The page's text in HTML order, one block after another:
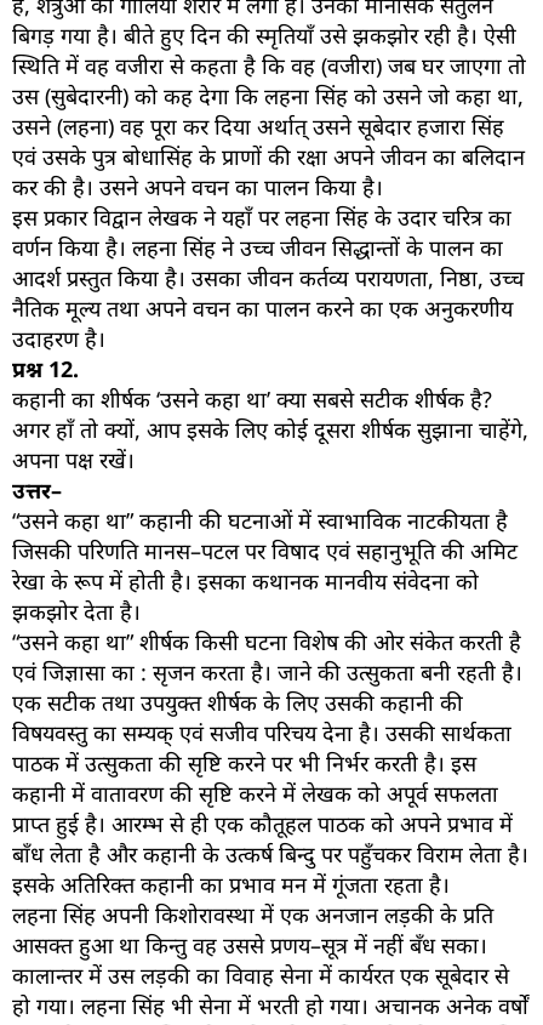
बिगड़ गया है। बीते हुए दिन की स्मृतियाँ उसे झकझोर रही है। ऐसी
स्थिति में वह वजीरा से कहता है कि वह (वजीरा) जब घर जाएगा तो
उस (सुबेदारनी) को कह देगा कि लहना सिंह को उसने जो कहा था,
उसने (लहना) वह पूरा कर दिया अर्थात् उसने सूबेदार हजारा सिंह
एवं उसके पुत्र बोधासिंह के प्राणों की रक्षा अपने जीवन का बलिदान
कर की है। उसने अपने वचन का पालन किया है।
इस प्रकार विद्वान लेखक ने यहाँ पर लहना सिंह के उदार चरित्र का
वर्णन किया है। लहना सिंह ने उच्च जीवन सिद्धान्तों के पालन का
आदर्श प्रस्तुत किया है। उसका जीवन कर्तव्य परायणता, निष्ठा, उच्च
नैतिक मूल्य तथा अपने वचन का पालन करने का एक अनुकरणीय
उदाहरण है।
प्रश्न 12.
कहानी का शीर्षक ‘उसने कहा था’ क्या सबसे सटीक शीर्षक है?
अगर हाँ तो क्यों, आप इसके लिए कोई दूसरा शीर्षक सुझाना चाहेंगे,
अपना पक्ष रखें।
उत्तर–
“उसने कहा था” कहानी की घटनाओं में स्वाभाविक नाटकीयता है
जिसकी परिणति मानस–पटल पर विषाद एवं सहानुभूति की अमिट
रेखा के रूप में होती है। इसका कथानक मानवीय संवेदना को
झकझोर देता है।
“उसने कहा था” शीर्षक किसी घटना विशेष की ओर संकेत करती है
एवं जिज्ञासा का : सृजन करता है। जाने की उत्सुकता बनी रहती है।
एक सटीक तथा उपयुक्त शीर्षक के लिए उसकी कहानी की
विषयवस्तु का सम्यक् एवं सजीव परिचय देना है। उसकी सार्थकता
पाठक में उत्सुकता की सृष्टि करने पर भी निर्भर करती है। इस
कहानी में वातावरण की सृष्टि करने में लेखक को अपूर्व सफलता
प्राप्त हुई है। आरम्भ से ही एक कौतूहल पाठक को अपने प्रभाव में
बाँध लेता है और कहानी के उत्कर्ष बिन्दु पर पहुँचकर विराम लेता है।
इसके अतिरिक्त कहानी का प्रभाव मन में गूंजता रहता है।
लहना सिंह अपनी किशोरावस्था में एक अनजान लड़की के प्रति
आसक्त हुआ था किन्तु वह उससे प्रणय–सूत्र में नहीं बँध सका।
कालान्तर में उस लड़की का विवाह सेना में कार्यरत एक सूबेदार से
हो गया। लहना सिंह भी सेना में भरती हो गया। अचानक अनेक वर्षों